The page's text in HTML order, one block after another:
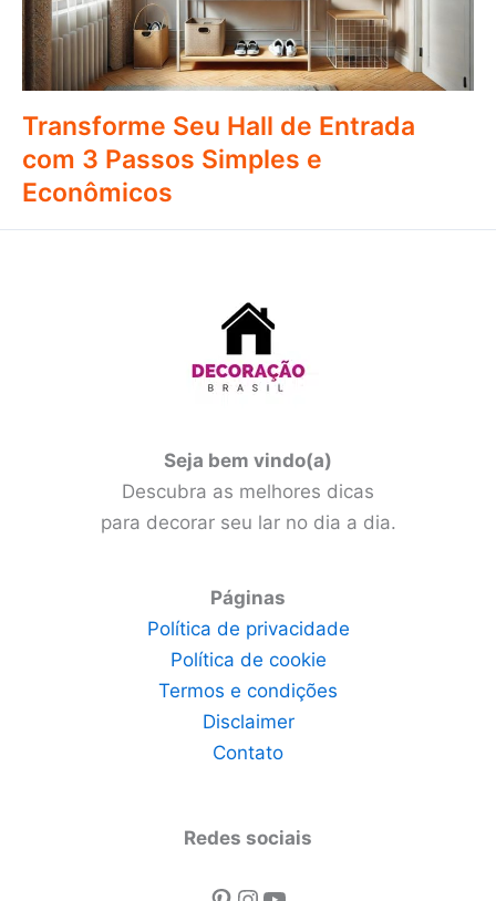
Transforme Seu Hall de Entrada
com 3 Passos Simples e
Econômicos
Seja bem vindo(a)
Descubra as melhores dicas
para decorar seu lar no dia a dia.
Páginas
Política de privacidade
Política de cookie
Termos e condições
Disclaimer
Contato
Redes sociais